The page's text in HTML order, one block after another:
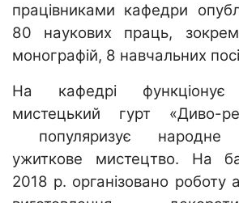
працівниками кафедри
80 наукових праць,
монографій, 8 навчальних
На кафедрі функціонує
мистецький гурт «Диво-
популяризує народне
ужиткове мистецтво. На
2018 р. організовано роботу